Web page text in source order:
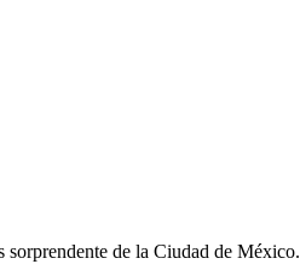
sorprendente de la Ciudad de México.